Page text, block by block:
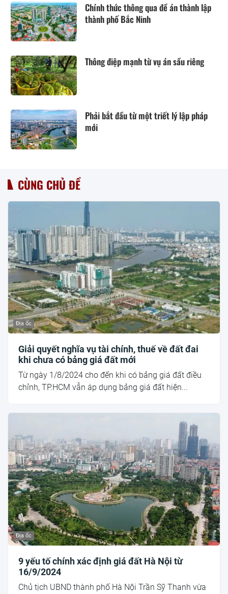
Chính thức thông qua đề án thành lập
thành phố Bắc Ninh
Thông điệp mạnh từ vụ án sầu riêng
Phải bắt đầu từ một triết lý lập pháp
mới
CÙNG CHỦ ĐỀ
Địa ốc
Giải quyết nghĩa vụ tài chính, thuế về đất đai
khi chưa có bảng giá đất mới
Từ ngày 1/8/2024 cho đến khi có bảng giá đất điều
chỉnh, TP.HCM vẫn áp dụng bảng giá đất hiện...
Địa ốc
9 yếu tố chính xác định giá đất Hà Nội từ
16/9/2024
Chủ tịch UBND thành phố Hà Nội Trần Sỹ Thanh vừa